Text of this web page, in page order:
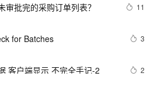
批完的采购订单列表？ 11
for Batches 3
客户端显示 不完全手记-2 2